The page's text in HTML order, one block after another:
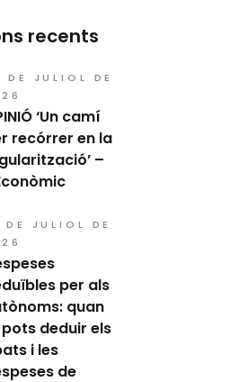
recents
DE JULIOL DE
‘Un camí
recórrer en la
–
DE JULIOL DE
per als
quan
deduir els
i les
de